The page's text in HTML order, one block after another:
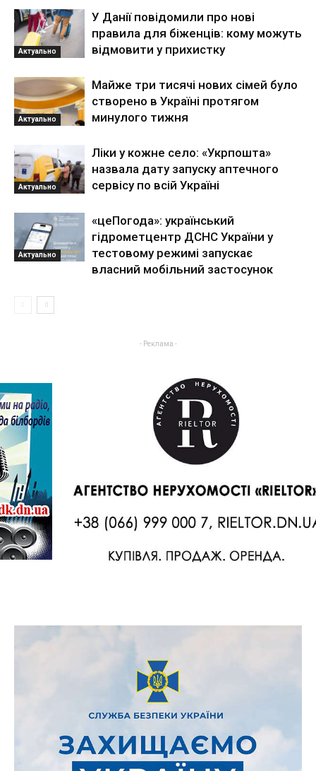
Актуально
У Данії повідомили про нові
правила для біженців: кому можуть
відмовити у прихистку
Актуально
Майже три тисячі нових сімей було
створено в Україні протягом
минулого тижня
Актуально
Ліки у кожне село: «Укрпошта»
назвала дату запуску аптечного
сервісу по всій Україні
Актуально
«цеПогода»: український
гідрометцентр ДСНС України у
тестовому режимі запускає
власний мобільний застосунок
- Реклама -